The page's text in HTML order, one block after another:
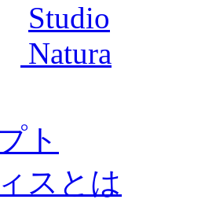
ト
スとは